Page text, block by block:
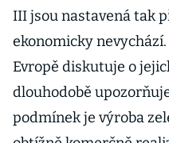
III jsou nastavená tak
ekonomicky
Evropě diskutuje o
dlouhodobě
podmínek je výroba